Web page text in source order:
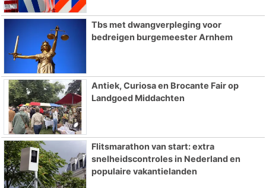
Tbs met dwangverpleging voor
bedreigen burgemeester Arnhem
Antiek, Curiosa en Brocante Fair op
Landgoed Middachten
Flitsmarathon van start: extra
snelheidscontroles in Nederland en
populaire vakantielanden